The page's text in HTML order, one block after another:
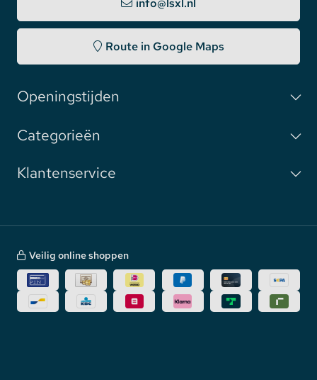
info@lsxl.nl
Route in Google Maps
Openingstijden
Categorieën
Klantenservice
Veilig online shoppen